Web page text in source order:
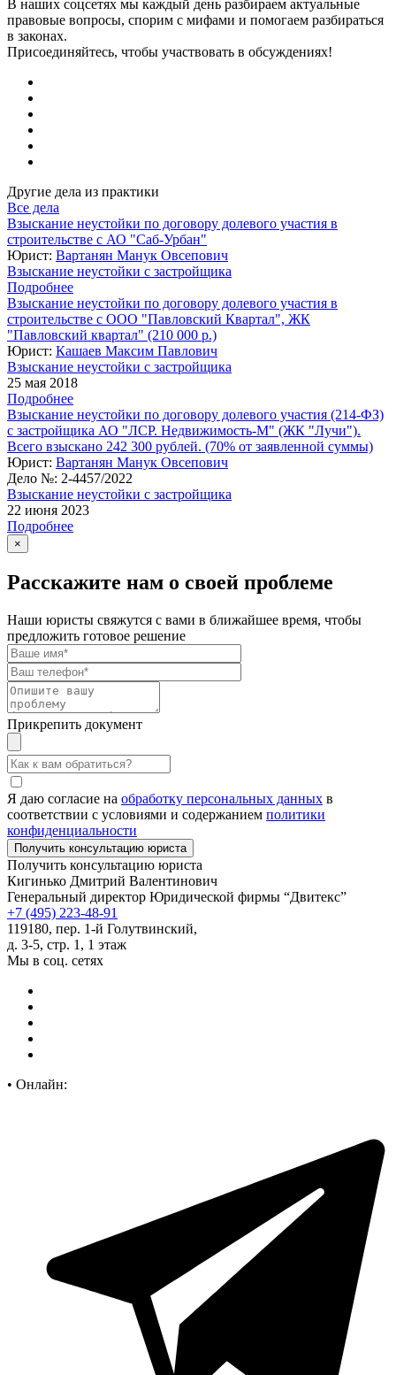
В наших соцсетях мы каждый день разбираем актуальные
правовые вопросы, спорим с мифами и помогаем разбираться
в законах.
Присоединяйтесь, чтобы участвовать в обсуждениях!
Другие дела из практики
Все дела
Взыскание неустойки по договору долевого участия в
строительстве с АО "Саб-Урбан"
Юрист: Вартанян Манук Овсепович
Взыскание неустойки с застройщика
Подробнее
Взыскание неустойки по договору долевого участия в
строительстве с ООО "Павловский Квартал", ЖК
"Павловский квартал" (210 000 р.)
Юрист: Кашаев Максим Павлович
Взыскание неустойки с застройщика
25 мая 2018
Подробнее
Взыскание неустойки по договору долевого участия (214-ФЗ)
с застройщика АО "ЛСР. Недвижимость-М" (ЖК "Лучи").
Всего взыскано 242 300 рублей. (70% от заявленной суммы)
Юрист: Вартанян Манук Овсепович
Дело №: 2-4457/2022
Взыскание неустойки с застройщика
22 июня 2023
Подробнее
×
Расскажите нам о своей проблеме
Наши юристы свяжутся с вами в ближайшее время, чтобы
предложить готовое решение
Прикрепить документ
Я даю согласие на обработку персональных данных в
соответствии с условиями и содержанием политики
конфиденциальности
Получить консультацию юриста
Кигинько Дмитрий Валентинович
Генеральный директор Юридической фирмы “Двитекс”
+7 (495) 223-48-91
119180, пер. 1-й Голутвинский,
д. 3-5, стр. 1, 1 этаж
Мы в соц. сетях
• Онлайн: